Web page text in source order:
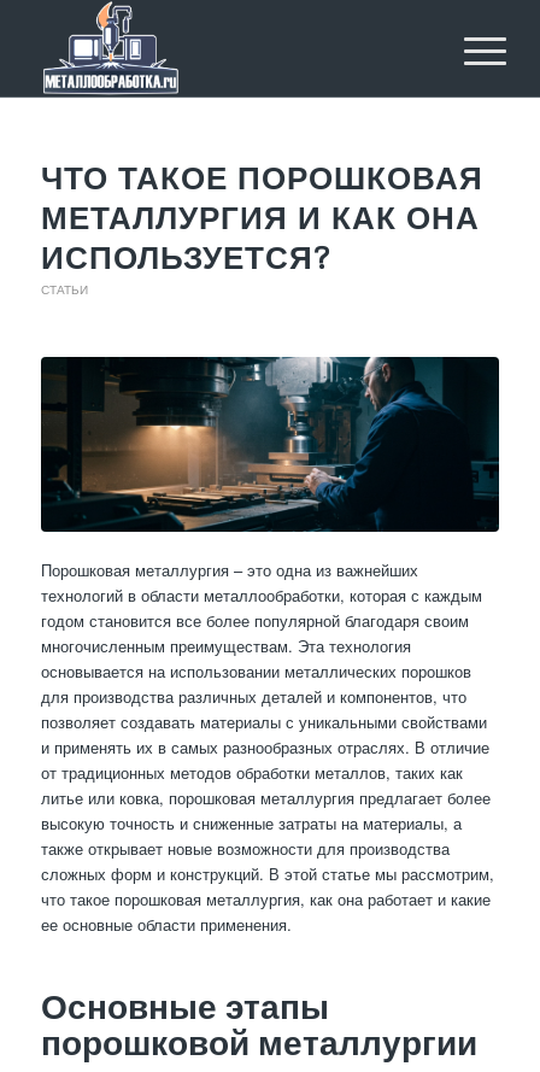
ЧТО ТАКОЕ ПОРОШКОВАЯ
МЕТАЛЛУРГИЯ И КАК ОНА
ИСПОЛЬЗУЕТСЯ?
СТАТЬИ
Порошковая металлургия – это одна из важнейших
технологий в области металлообработки, которая с каждым
годом становится все более популярной благодаря своим
многочисленным преимуществам. Эта технология
основывается на использовании металлических порошков
для производства различных деталей и компонентов, что
позволяет создавать материалы с уникальными свойствами
и применять их в самых разнообразных отраслях. В отличие
от традиционных методов обработки металлов, таких как
литье или ковка, порошковая металлургия предлагает более
высокую точность и сниженные затраты на материалы, а
также открывает новые возможности для производства
сложных форм и конструкций. В этой статье мы рассмотрим,
что такое порошковая металлургия, как она работает и какие
ее основные области применения.
Основные этапы
порошковой металлургии